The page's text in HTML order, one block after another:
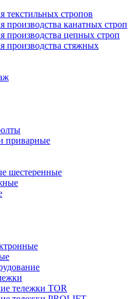
стропов
канатных строп
производства цепных строп
производства стяжных
приварные
шестеренные
тележки TOR